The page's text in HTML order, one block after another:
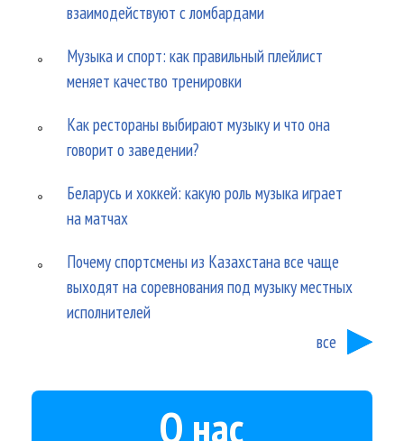
взаимодействуют с ломбардами
Музыка и спорт: как правильный плейлист
меняет качество тренировки
Как рестораны выбирают музыку и что она
говорит о заведении?
Беларусь и хоккей: какую роль музыка играет
на матчах
Почему спортсмены из Казахстана все чаще
выходят на соревнования под музыку местных
исполнителей
все
О нас